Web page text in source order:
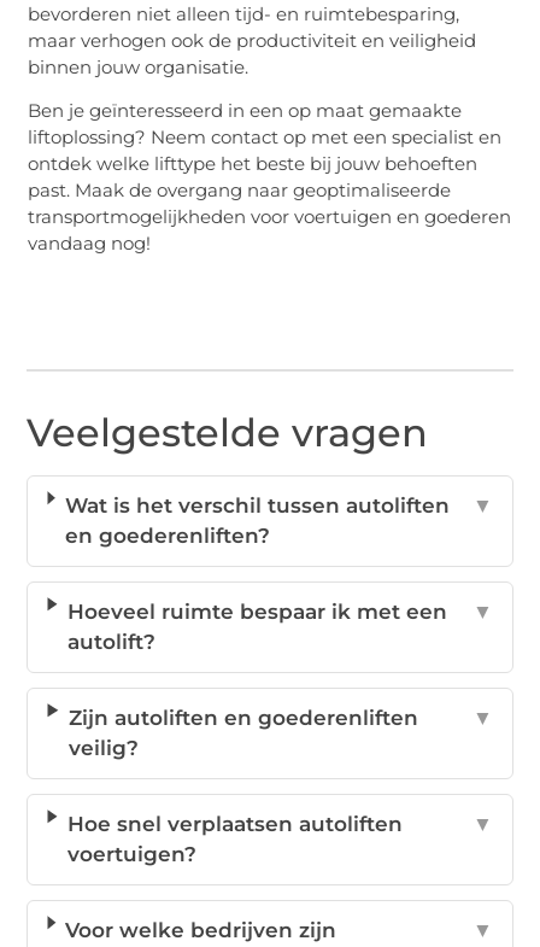
bevorderen niet alleen tijd- en ruimtebesparing,
maar verhogen ook de productiviteit en veiligheid
binnen jouw organisatie.
Ben je geïnteresseerd in een op maat gemaakte
liftoplossing? Neem contact op met een specialist en
ontdek welke lifttype het beste bij jouw behoeften
past. Maak de overgang naar geoptimaliseerde
transportmogelijkheden voor voertuigen en goederen
vandaag nog!
Veelgestelde vragen
Wat is het verschil tussen autoliften
en goederenliften?
▼
Hoeveel ruimte bespaar ik met een
autolift?
▼
Zijn autoliften en goederenliften
veilig?
▼
Hoe snel verplaatsen autoliften
voertuigen?
▼
Voor welke bedrijven zijn
▼